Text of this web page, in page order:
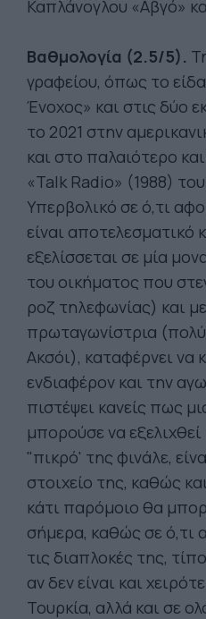
Καπλάνογλου «Αβγό»
Βαθμολογία (2.5/5).
γραφείου, όπως το
Ένοχος» και στις δύο
το 2021 στην
και στο παλαιότερο
«Talk Radio» (1988)
Υπερβολικό σε ό,τι
είναι αποτελεσματικό
εξελίσσεται σε μία
του οικήματος που
ροζ τηλεφωνίας) και
πρωταγωνίστρια
Ακσόι), καταφέρνει να
ενδιαφέρον και την
πιστέψει κανείς πως
μπορούσε να
"πικρό' της φινάλε,
στοιχείο της, καθώς
κάτι παρόμοιο θα
σήμερα, καθώς σε ό,τι
τις διαπλοκές της,
αν δεν είναι και
Τουρκία, αλλά και σε